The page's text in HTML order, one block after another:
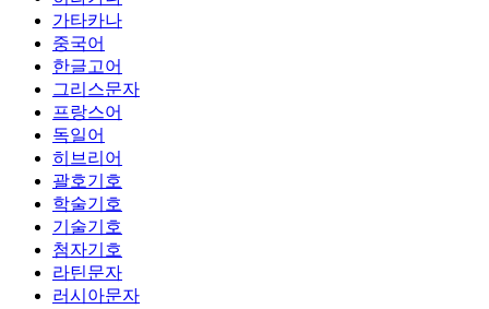
가타카나
중국어
한글고어
그리스문자
프랑스어
독일어
히브리어
괄호기호
학술기호
기술기호
첨자기호
라틴문자
러시아문자